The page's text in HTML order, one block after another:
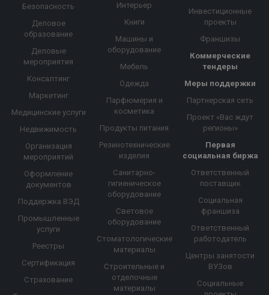
Безопасность
Деловое
образование
Деловые
мероприятия
Консалтинг
Маркетинг
Медицинские услуги
Недвижимость
Организация
мероприятий
Оформление
документов
Поддержка ВЭД
Промышленные
услуги
Реестры
Сертификация
Страхование
Интерьер
Книги
Машины и
оборудование
Мебель
Одежда
Парфюмерия и
косметика
Продукты питания
Резинотехнические
изделия
Санитарно-
гигиеническое
оборудование
Световое
оборудование
Стоматологические
материалы
Строительные и
отделочные
материалы
Инвестиционные
проекты
Франшизы
Коммерческие
тендеры
Меры поддержки
Партнерская сеть
Проект «Вас ждут
регионы»
Первая
социальная биржа
Ответственный
поставщик
Социальная
франшиза
Ответственный
работодатель
Центры занятости
ВУЗов
Социальные